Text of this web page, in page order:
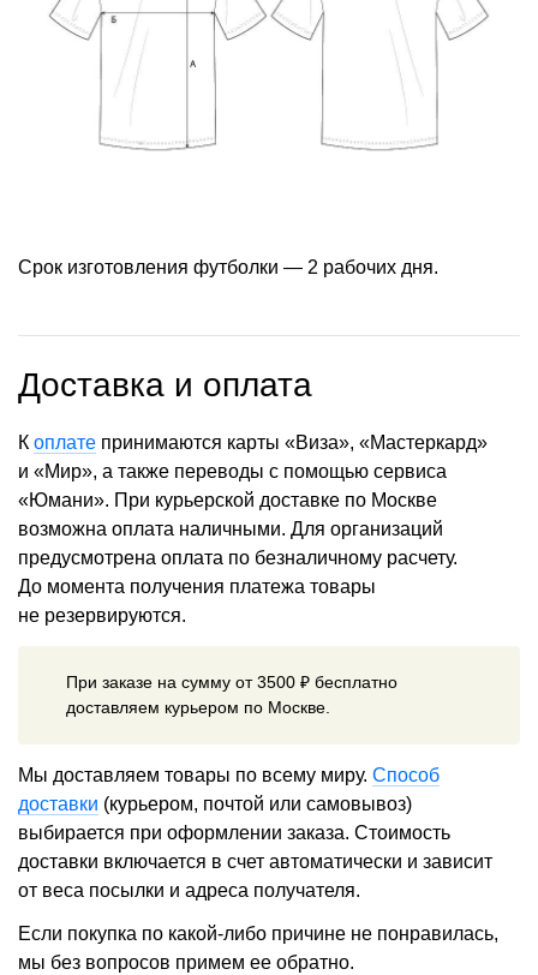
Срок изготовления футболки — 2 рабочих дня.
Доставка и оплата
К оплате принимаются карты «Виза», «Мастеркард»
и «Мир», а также переводы с помощью сервиса
«Юмани». При курьерской доставке по Москве
возможна оплата наличными. Для организаций
предусмотрена оплата по безналичному расчету.
До момента получения платежа товары
не резервируются.
При заказе на сумму от 3500 ₽ бесплатно
доставляем курьером по Москве.
Мы доставляем товары по всему миру. Способ
доставки (курьером, почтой или самовывоз)
выбирается при оформлении заказа. Стоимость
доставки включается в счет автоматически и зависит
от веса посылки и адреса получателя.
Если покупка по какой-либо причине не понравилась,
мы без вопросов примем ее обратно.